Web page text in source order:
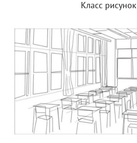
Класс рисунок